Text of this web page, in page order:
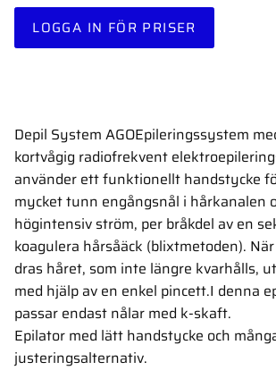
LOGGA IN FÖR PRISER
Depil System AGOEpileringssystem
kortvågig radiofrekvent
använder ett funktionellt handstycke
mycket tunn engångsnål i hårkanalen
högintensiv ström, per bråkdel av en
koagulera hårsåäck (blixtmetoden).
dras håret, som inte längre kvarhålls,
med hjälp av en enkel pincett.I denna
passar endast nålar med k-skaft.
Epilator med lätt handstycke och
justeringsalternativ.